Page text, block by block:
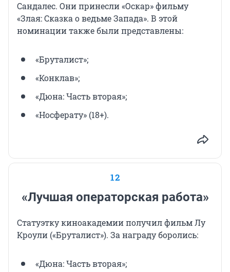
Сандалес. Они принесли «Оскар» фильму
«Злая: Сказка о ведьме Запада». В этой
номинации также были представлены:
«Бруталист»;
«Конклав»;
«Дюна: Часть вторая»;
«Носферату» (18+).
12
«Лучшая операторская работа»
Статуэтку киноакадемии получил фильм Лу
Кроули («Бруталист»). За награду боролись:
«Дюна: Часть вторая»;